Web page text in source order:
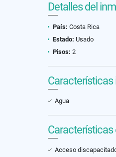
Detalles del
País: Costa Rica
Estado: Usado
Pisos: 2
Características
Agua
Características
Acceso